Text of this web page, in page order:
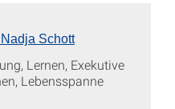
Nadja Schott
Lernen, Exekutive
Lebensspanne